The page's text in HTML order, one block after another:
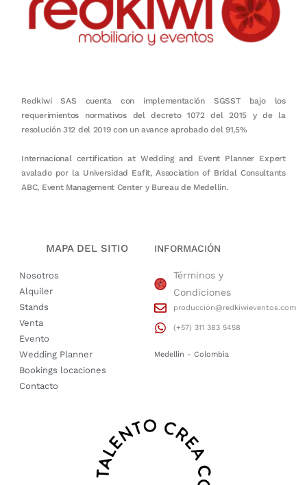
Redkiwi SAS cuenta con implementación SGSST bajo los
requerimientos normativos del decreto 1072 del 2015 y de la
resolución 312 del 2019 con un avance aprobado del 91,5%
Internacional certification at Wedding and Event Planner Expert
avalado por la Universidad Eafit, Association of Bridal Consultants
ABC, Event Management Center y Bureau de Medellín.
MAPA DEL SITIO
Nosotros
Alquiler
Stands
Venta
Evento
Wedding Planner
Bookings locaciones
Contacto
INFORMACIÓN
Términos y
Condiciones
producción@redkiwieventos.com
(+57) 311 383 5458
Medellin - Colombia